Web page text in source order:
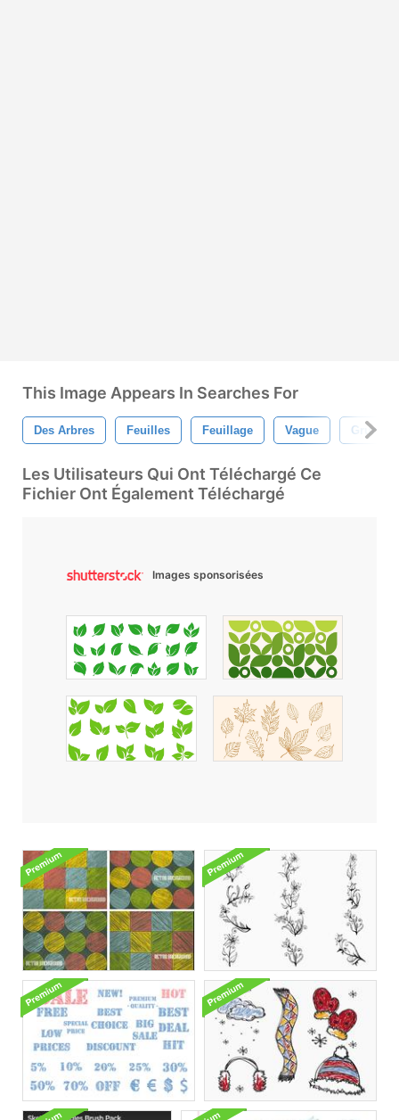
This Image Appears In Searches For
Des Arbres Feuilles Feuillage Vague Grunge
Les Utilisateurs Qui Ont Téléchargé Ce
Fichier Ont Également Téléchargé
Images sponsorisées